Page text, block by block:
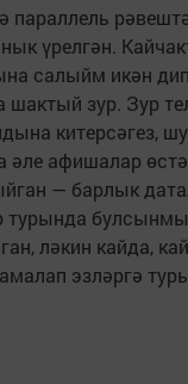
параллель
үрелгән.
салыйм икән
шактый зур. Зур
китерсәгез,
афишалар
— барлык
турында
ләкин кайда,
эзләргә